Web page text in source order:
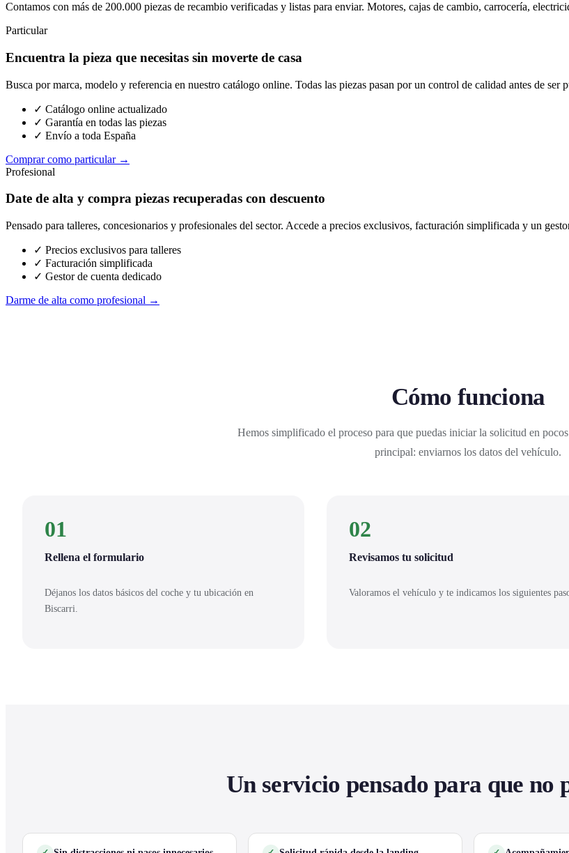
Contamos con más de 200.000 piezas de recambio verificadas y listas para enviar. Motores, cajas de cambio, carrocería,
Particular
Encuentra la pieza que necesitas sin moverte de casa
Busca por marca, modelo y referencia en nuestro catálogo online. Todas las piezas pasan por un control de calidad antes de
✓ Catálogo online actualizado
✓ Garantía en todas las piezas
✓ Envío a toda España
Comprar como particular →
Profesional
Date de alta y compra piezas recuperadas con descuento
Pensado para talleres, concesionarios y profesionales del sector. Accede a precios exclusivos, facturación simplificada y un
✓ Precios exclusivos para talleres
✓ Facturación simplificada
✓ Gestor de cuenta dedicado
Darme de alta como profesional →
Cómo funciona
Hemos simplificado el proceso para que puedas iniciar la solicitud en
principal: enviarnos los datos del vehículo.
01
Rellena el formulario
Déjanos los datos básicos del coche y tu ubicación en
Biscarri.
02
Revisamos tu solicitud
Valoramos el vehículo y te indicamos los siguientes
Un servicio pensado para que no